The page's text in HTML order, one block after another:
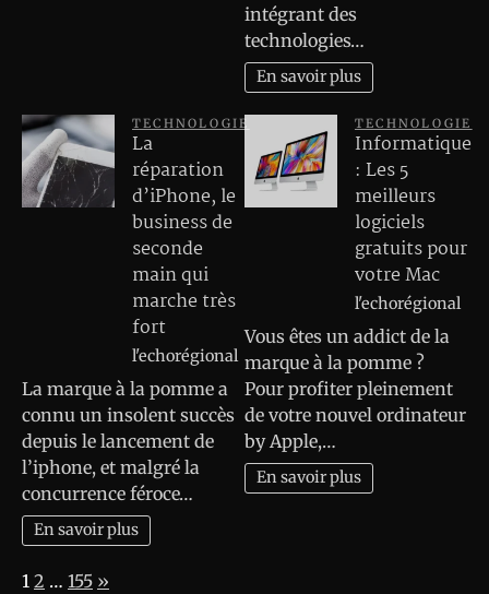
intégrant des
technologies…
En savoir plus
TECHNOLOGIE
La
réparation
d’iPhone, le
business de
seconde
main qui
marche très
fort
l'echorégional
La marque à la pomme a
connu un insolent succès
depuis le lancement de
l’iphone, et malgré la
concurrence féroce…
En savoir plus
TECHNOLOGIE
Informatique
: Les 5
meilleurs
logiciels
gratuits pour
votre Mac
l'echorégional
Vous êtes un addict de la
marque à la pomme ?
Pour profiter pleinement
de votre nouvel ordinateur
by Apple,…
En savoir plus
Page:
1 2 … 155 Next
»